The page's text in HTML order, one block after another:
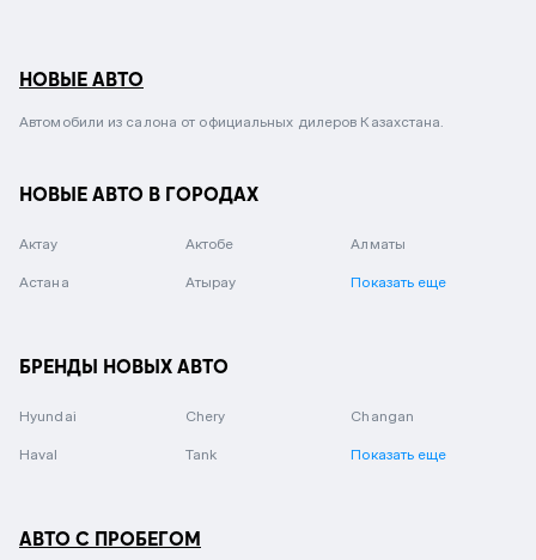
НОВЫЕ АВТО
Автомобили из салона от официальных дилеров Казахстана.
НОВЫЕ АВТО В ГОРОДАХ
Актау Актобе Алматы
Астана Атырау Показать еще
БРЕНДЫ НОВЫХ АВТО
Hyundai Chery Changan
Haval Tank Показать еще
АВТО С ПРОБЕГОМ